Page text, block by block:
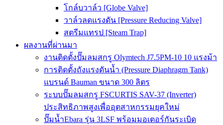
โกล์บวาล์ว [Globe Valve]
วาล์วลดแรงดัน [Pressure Reducing Valve]
สตรีมแทรป [Steam Trap]
ผลงานที่ผ่านมา
งานติดตั้งปั๊มลมสกรู Olymtech J7.5PM-10 10 แรงม้า
การติดตั้งถังแรงดันน้ำ (Pressure Diaphragm Tank)
แบรนด์ Bauman ขนาด 300 ลิตร
ระบบปั๊มลมสกรู FSCURTIS SAV-37 (Inverter)
ประสิทธิภาพสูงเพื่ออุตสาหกรรมยุคใหม่
ปั๊มน้ำEbara รุ่น 3LSF พร้อมมอเตอร์กันระเบิด